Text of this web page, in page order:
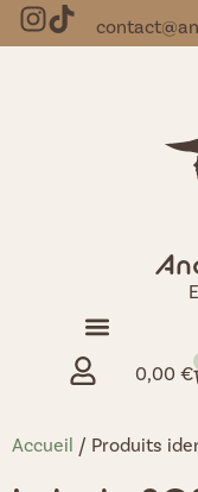
0,00 €
Accueil / Produits